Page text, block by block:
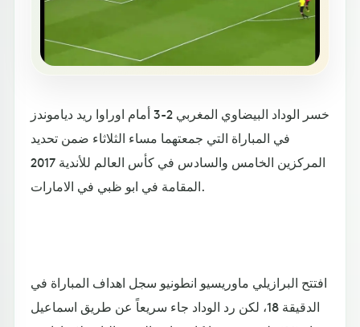
خسر الوداد البيضاوي المغربي 2-3 أمام اوراوا ريد دياموندز
في المباراة التي جمعتهما مساء الثلاثاء ضمن تحديد
المركزين الخامس والسادس في كأس العالم للأندية 2017
المقامة في ابو ظبي في الامارات.
افتتح البرازيلي ماوريسيو انطونيو سجل اهداف المباراة في
الدقيقة 18، لكن رد الوداد جاء سريعاً عن طريق اسماعيل